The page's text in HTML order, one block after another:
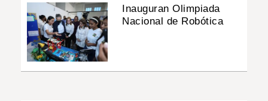
Inauguran Olimpiada
Nacional de Robótica